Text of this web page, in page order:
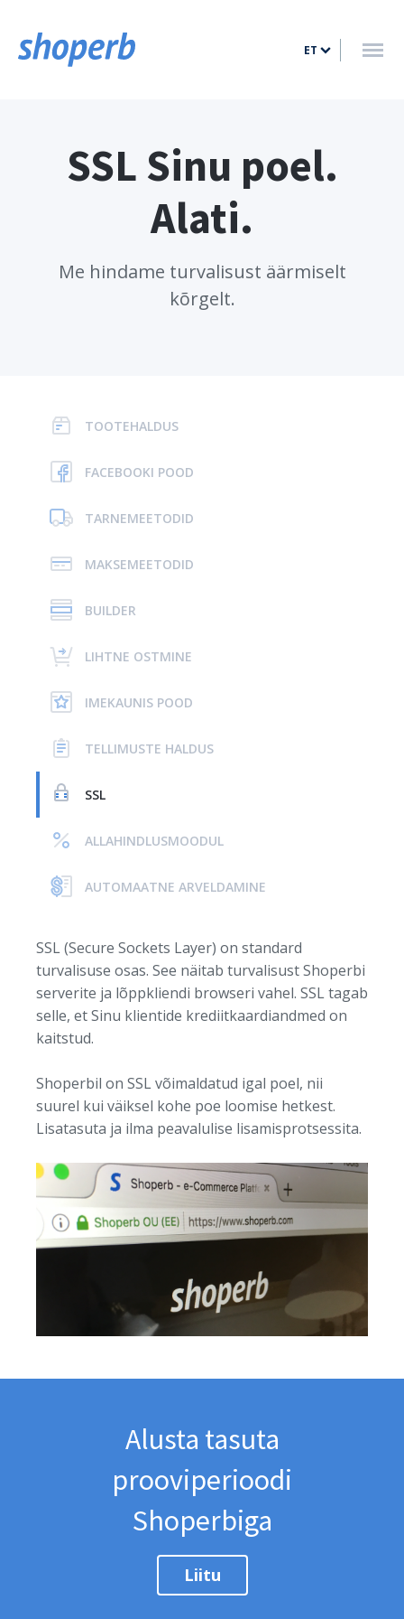
KONTAKT
LOGI SISSE
LOO KONTO
ET
SSL Sinu poel.
Alati.
Me hindame turvalisust äärmiselt
kõrgelt.
TOOTEHALDUS
FACEBOOKI POOD
TARNEMEETODID
MAKSEMEETODID
BUILDER
LIHTNE OSTMINE
IMEKAUNIS POOD
TELLIMUSTE HALDUS
SSL
ALLAHINDLUSMOODUL
AUTOMAATNE ARVELDAMINE
SSL (Secure Sockets Layer) on standard
turvalisuse osas. See näitab turvalisust Shoperbi
serverite ja lõppkliendi browseri vahel. SSL tagab
selle, et Sinu klientide krediitkaardiandmed on
kaitstud.
Shoperbil on SSL võimaldatud igal poel, nii
suurel kui väiksel kohe poe loomise hetkest.
Lisatasuta ja ilma peavalulise lisamisprotsessita.
Alusta tasuta
prooviperioodi
Shoperbiga
Liitu